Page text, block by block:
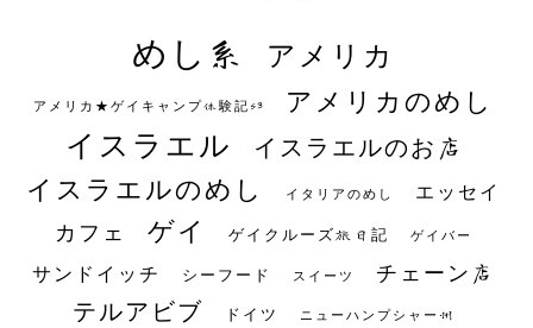
めし系 アメリカ
アメリカ★ゲイキャンプ体験記S3 アメリカのめし
イスラエル イスラエルのお店
イスラエルのめし イタリアのめし エッセイ
カフェ ゲイ ゲイクルーズ旅日記 ゲイバー
サンドイッチ シーフード スイーツ チェーン店
テルアビブ ドイツ ニューハンプシャー州